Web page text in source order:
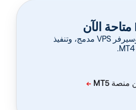
‏21 إطارًا زمنيًا، وسيرفر VPS مدمج، وتنفيذ